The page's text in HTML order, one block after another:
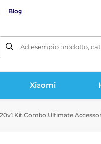
Blog
Ad esempio prodotto,
Xiaomi
Kit Combo Ultimate